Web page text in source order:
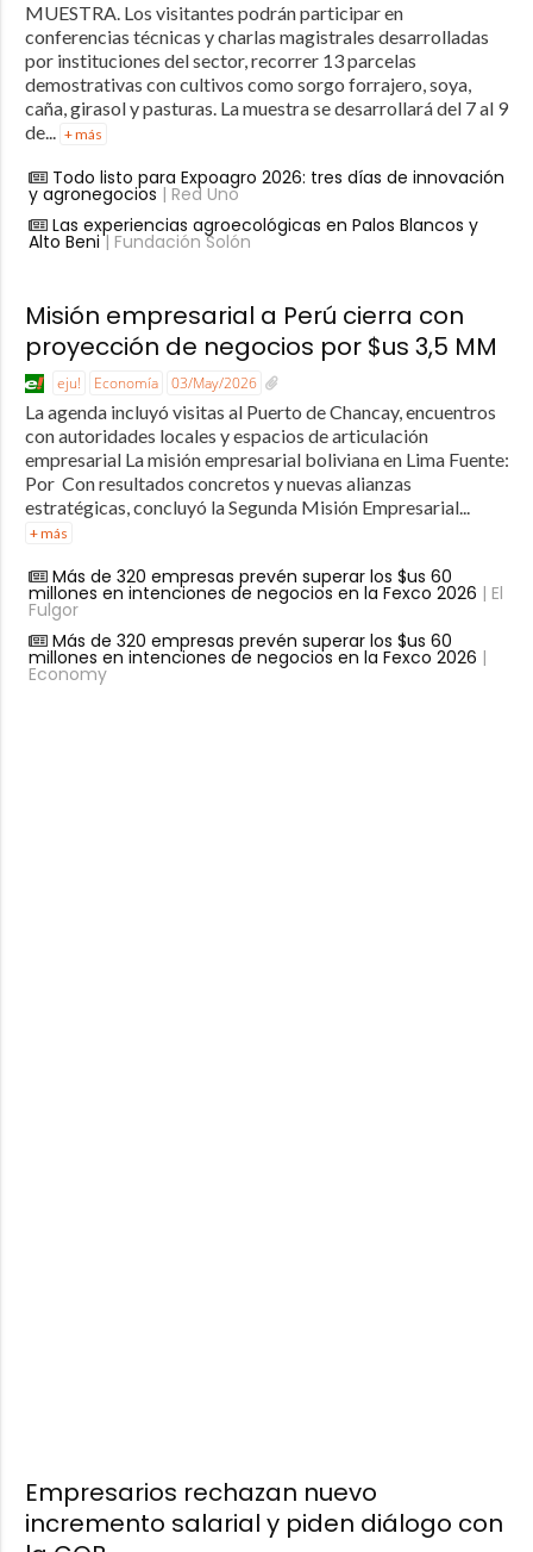
MUESTRA. Los visitantes podrán participar en
conferencias técnicas y charlas magistrales desarrolladas
por instituciones del sector, recorrer 13 parcelas
demostrativas con cultivos como sorgo forrajero, soya,
caña, girasol y pasturas. La muestra se desarrollará del 7 al 9
de... + más
Todo listo para Expoagro 2026: tres días de innovación
y agronegocios | Red Uno
Las experiencias agroecológicas en Palos Blancos y
Alto Beni| Fundación Solón
Misión empresarial a Perú cierra con
proyección de negocios por $us 3,5 MM
eju! Economía 03/May/2026
La agenda incluyó visitas al Puerto de Chancay, encuentros
con autoridades locales y espacios de articulación
empresarial La misión empresarial boliviana en Lima Fuente:
Por Con resultados concretos y nuevas alianzas
estratégicas, concluyó la Segunda Misión Empresarial...
+ más
Más de 320 empresas prevén superar los $us 60
millones en intenciones de negocios en la Fexco 2026 | El
Fulgor
Más de 320 empresas prevén superar los $us 60
millones en intenciones de negocios en la Fexco 2026 |
Economy
Empresarios rechazan nuevo
incremento salarial y piden diálogo con